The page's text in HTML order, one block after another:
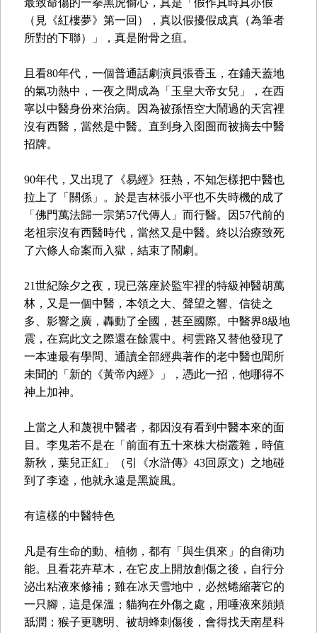
最致命傷的一拳黑虎偷心，真是「假作真時真亦假
（見《紅樓夢》第一回），真以假擾假成真（為筆者
所對的下聯）」，真是附骨之疽。
且看80年代，一個普通話劇演員張香玉，在鋪天蓋地
的氣功熱中，一夜之間成為「玉皇大帝女兒」，在西
寧以中醫身份來治病。因為被孫悟空大鬧過的天宮裡
沒有西醫，當然是中醫。直到身入囹圄而被摘去中醫
招牌。
90年代，又出現了《易經》狂熱，不知怎樣把中醫也
拉上了「關係」。於是吉林張小平也不失時機的成了
「佛門萬法歸一宗第57代傳人」而行醫。因57代前的
老祖宗沒有西醫時代，當然又是中醫。終以治療致死
了六條人命案而入獄，結束了鬧劇。
21世紀除夕之夜，現已落座於監牢裡的特級神醫胡萬
林，又是一個中醫，本領之大、聲望之響、信徒之
多、影響之廣，轟動了全國，甚至國際。中醫界8級地
震，在寫此文之際還在餘震中。柯雲路又替他發現了
一本連最有學問、通讀全部經典著作的老中醫也聞所
未聞的「新的《黃帝內經》」，憑此一招，他哪得不
神上加神。
上當之人和蔑視中醫者，都因沒有看到中醫本來的面
目。李鬼若不是在「前面有五十來株大樹叢雜，時值
新秋，葉兒正紅」（引《水滸傳》43回原文）之地碰
到了李逵，他就永遠是黑旋風。
有這樣的中醫特色
凡是有生命的動、植物，都有「與生俱來」的自衛功
能。且看花卉草木，在它皮上開放創傷之後，自行分
泌出粘液來修補；雞在冰天雪地中，必然蜷縮著它的
一只腳，這是保溫；貓狗在外傷之處，用唾液來頻頻
舐潤；猴子更聰明、被胡蜂刺傷後，會得找天南星科